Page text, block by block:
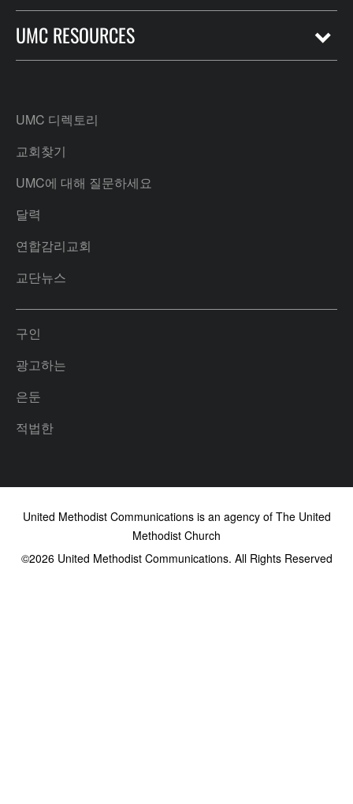
UMC RESOURCES
UMC 디렉토리
교회찾기
UMC에 대해 질문하세요
달력
연합감리교회
교단뉴스
구인
광고하는
은둔
적법한
United Methodist Communications is an agency of The United
Methodist Church
©2026United Methodist Communications. All Rights Reserved